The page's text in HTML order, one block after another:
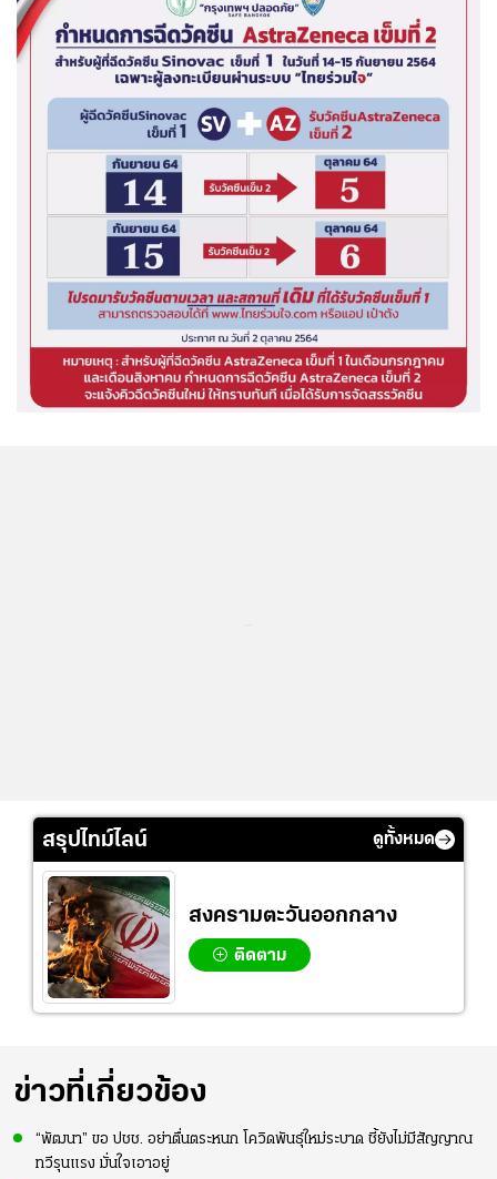
สรุปไทม์ไลน์ ดูทั้งหมด
สงครามตะวันออกกลาง
ติดตาม
ข่าวที่เกี่ยวข้อง
“พัฒนา” ขอ ปชช. อย่าตื่นตระหนก โควิดพันธุ์ใหม่ระบาด ชี้ยังไม่มีสัญญาณ
ทวีรุนแรง มั่นใจเอาอยู่